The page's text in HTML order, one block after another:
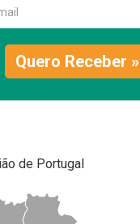
Quero Receber »
de Portugal